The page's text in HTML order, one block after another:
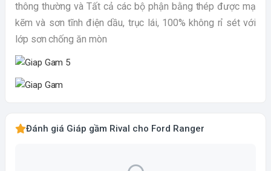
thông thường và Tất cả các bộ phận bằng thép được mạ
kẽm và sơn tĩnh điện dầu, trục lái, 100% không rỉ sét với
lớp sơn chống ăn mòn
Đánh giá Giáp gầm Rival cho Ford Ranger